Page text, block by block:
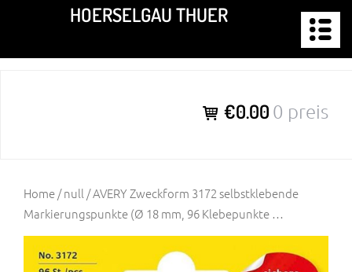
springen
HOERSELGAU THUER
€0.00 0 preis
Home/null / AVERY Zweckform 3172 selbstklebende
Markierungspunkte (Ø 18 mm, 96 Klebepunkte …